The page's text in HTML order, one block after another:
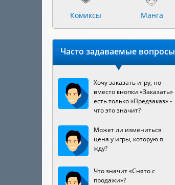
Комиксы Манга
Часто задаваемые вопросы
Хочу заказать игру, но
вместо кнопки «Заказать»
есть только «Предзаказ» -
что это значит?
Может ли измениться
цена у игры, которую я
жду?
Что значит «Снято с
продажи»?